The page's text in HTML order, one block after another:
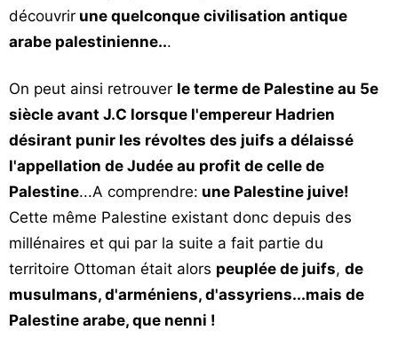
découvrir une quelconque civilisation antique
arabe palestinienne...
On peut ainsi retrouver le terme de Palestine au 5e
siècle avant J.C lorsque l'empereur Hadrien
désirant punir les révoltes des juifs a délaissé
l'appellation de Judée au profit de celle de
Palestine...A comprendre: une Palestine juive!
Cette même Palestine existant donc depuis des
millénaires et qui par la suite a fait partie du
territoire Ottoman était alors peuplée de juifs, de
musulmans, d'arméniens, d'assyriens...mais de
Palestine arabe, que nenni !